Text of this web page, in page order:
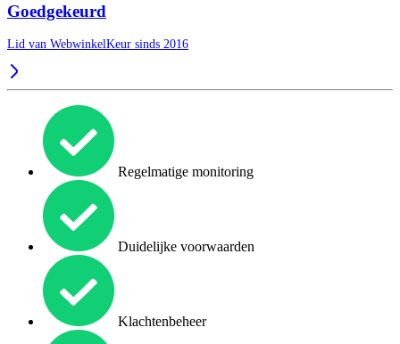
Goedgekeurd
Lid van WebwinkelKeur sinds 2016
Regelmatige monitoring
Duidelijke voorwaarden
Klachtenbeheer